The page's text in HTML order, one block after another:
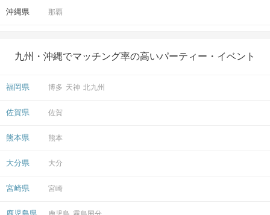
沖縄県 那覇
九州・沖縄でマッチング率の高いパーティー・イベント
福岡県 博多 天神 北九州
佐賀県 佐賀
熊本県 熊本
大分県 大分
宮崎県 宮崎